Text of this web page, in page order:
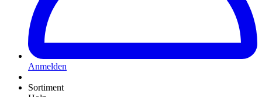
Anmelden
Sortiment